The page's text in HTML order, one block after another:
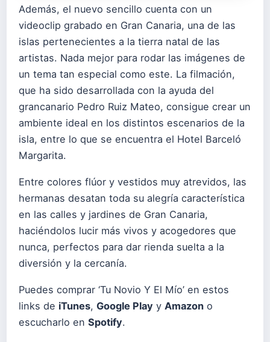
Además, el nuevo sencillo cuenta con un
videoclip grabado en Gran Canaria, una de las
islas pertenecientes a la tierra natal de las
artistas. Nada mejor para rodar las imágenes de
un tema tan especial como este. La filmación,
que ha sido desarrollada con la ayuda del
grancanario Pedro Ruiz Mateo, consigue crear un
ambiente ideal en los distintos escenarios de la
isla, entre lo que se encuentra el Hotel Barceló
Margarita.
Entre colores flúor y vestidos muy atrevidos, las
hermanas desatan toda su alegría característica
en las calles y jardines de Gran Canaria,
haciéndolos lucir más vivos y acogedores que
nunca, perfectos para dar rienda suelta a la
diversión y la cercanía.
Puedes comprar ‘Tu Novio Y El Mío’ en estos
links de iTunes, Google Play y Amazon o
escucharlo en Spotify.